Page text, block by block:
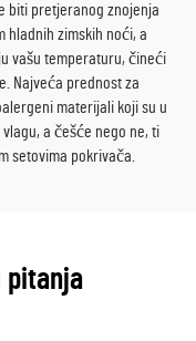
biti pretjeranog znojenja
hladnih zimskih noći, a
vašu temperaturu, čineći
Najveća prednost za
materijali koji su u
a češće nego ne, ti
setovima pokrivača.
pitanja